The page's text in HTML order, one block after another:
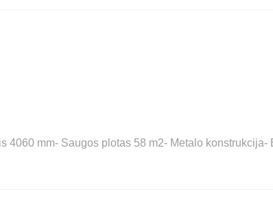
4060 mm- Saugos plotas 58 m2- Metalo